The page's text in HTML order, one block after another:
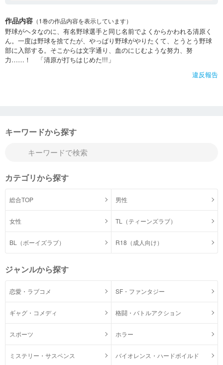
作品内容 （1巻の作品内容を表示しています）
野球がヘタなのに、有名野球選手と同じ名前でよくからかわれる清原く
ん。一度は野球を捨てたが、やっぱり野球がやりたくて、とうとう野球
部に入部する。そこからは文字通り、血のにじむような努力、努
力……！ 「清原が打ちはじめた!!!」
違反報告
キーワードから探す
カテゴリから探す
総合TOP 男性
女性 TL（ティーンズラブ）
BL（ボーイズラブ） R18（成人向け）
ジャンルから探す
恋愛・ラブコメ SF・ファンタジー
ギャグ・コメディ 格闘・バトルアクション
スポーツ ホラー
ミステリー・サスペンス バイオレンス・ハードボイルド